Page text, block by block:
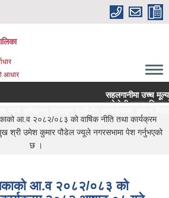
आधार
सहलगानीमा उच्च मूल्य कृषिवस्तु उत्पादन
लकेवेशी नगरपालिकाको नियमन क्षेत्रधिकार
आ.व २०८२/०८३ को वार्षिक नीति तथा कार्यक्रम
श्री उमेश कुमार पौडेल ज्यूले नगरसभामा पेश गर्नुभएको
छ ।
आ.व २०८२/०८३ को